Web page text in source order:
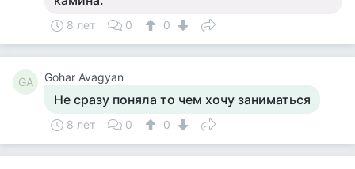
8 лет 0 0
GA Gohar Avagyan
Не сразу поняла то чем хочу заниматься
8 лет 0 0